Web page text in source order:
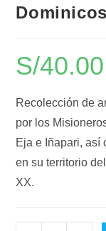
S/40.00
Recolección de
por los
Eja e Iñapari, así
en su territorio
XX.